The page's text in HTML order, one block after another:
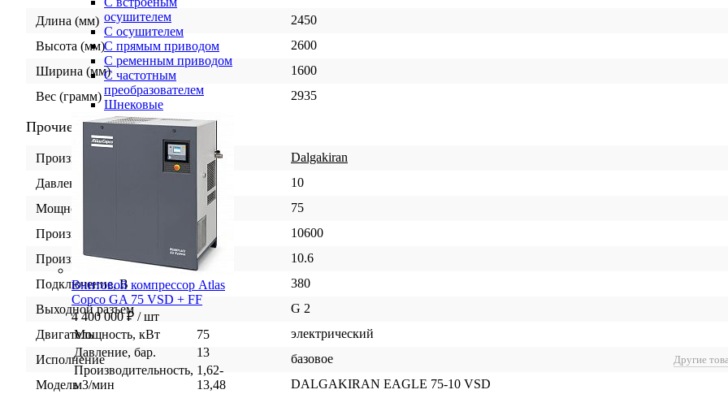
осушителем
С осушителем
С прямым приводом
С ременным приводом
С частотным
преобразователем
Шнековые
Винтовой компрессор Atlas
Copco GA 75 VSD + FF
4 400 000 ₽ / шт
Мощность, кВт
75
Давление, бар.
13
Производительность,
м3/мин
1,62-
13,48
Длина (мм)
2450
Высота (мм)
2600
Ширина (мм)
1600
Вес (грамм)
2935
Прочие
Производитель
Dalgakiran
Давление, бар.
10
Мощность, кВт
75
Производительность, л/мин
10600
Производительность, м3/мин
10.6
Подключение, В
380
Выходной разъем
G 2
Двигатель
электрический
Исполнение
базовое Другие
Модель
DALGAKIRAN EAGLE 75-10 VSD